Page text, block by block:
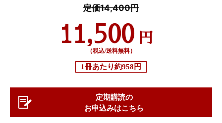
定価14,400円
11,500 円
（税込/送料無料）
1冊あたり約958円
定期購読の
お申込みはこちら